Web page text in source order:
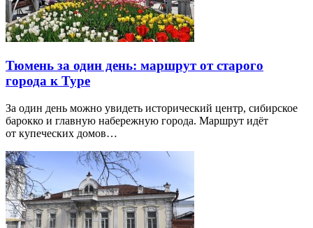
Тюмень за один день: маршрут от старого
города к Туре
За один день можно увидеть исторический центр, сибирское
барокко и главную набережную города. Маршрут идёт
от купеческих домов…